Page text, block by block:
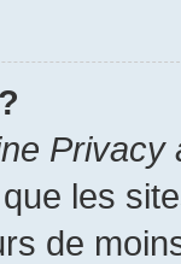
Privacy
les
de